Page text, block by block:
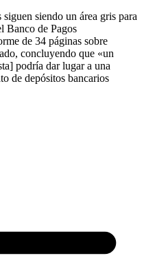
siendo un área gris para
Banco de Pagos
de 34 páginas sobre
concluyendo que «un
podría dar lugar a una
de depósitos bancarios